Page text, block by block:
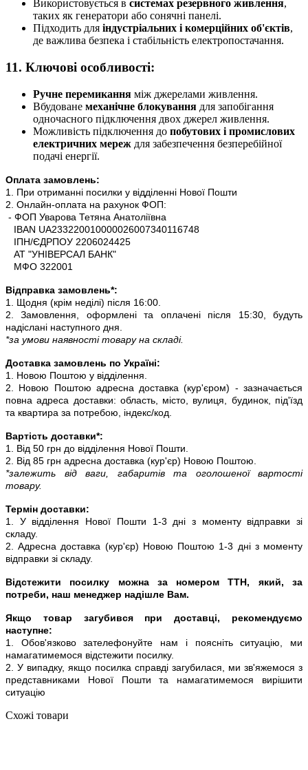
Використовується в системах резервного живлення,
таких як генератори або сонячні панелі.
Підходить для індустріальних і комерційних об'єктів,
де важлива безпека і стабільність електропостачання.
11. Ключові особливості:
Ручне перемикання між джерелами живлення.
Вбудоване механічне блокування для запобігання
одночасного підключення двох джерел живлення.
Можливість підключення до побутових і промислових
електричних мереж для забезпечення безперебійної
подачі енергії.
Оплата замовлень:
1. При отриманні посилки у відділенні Нової Пошти
2. Онлайн-оплата на рахунок ФОП:
- ФОП Уварова Тетяна Анатоліївна
IBAN UA233220010000026007340116748
ІПН/ЄДРПОУ 2206024425
АТ "УНІВЕРСАЛ БАНК"
МФО 322001
Відправка замовлень*:
1. Щодня (крім неділі) після 16:00.
2. Замовлення, оформлені та оплачені після 15:30, будуть
надіслані наступного дня.
*за умови наявності товару на складі.
Доставка замовлень по Україні:
1. Новою Поштою у відділення.
2. Новою Поштою адресна доставка (кур'єром) - зазначається
повна адреса доставки: область, місто, вулиця, будинок, під'їзд
та квартира за потребою, індекс/код.
Вартість доставки*:
1. Від 50 грн до відділення Нової Пошти.
2. Від 85 грн адресна доставка (кур'єр) Новою Поштою.
*залежить від ваги, габаритів та оголошеної вартості
товару.
Термін доставки:
1. У відділення Нової Пошти 1-3 дні з моменту відправки зі
складу.
2. Адресна доставка (кур'єр) Новою Поштою 1-3 дні з моменту
відправки зі складу.
Відстежити посилку можна за номером ТТН, який, за
потреби, наш менеджер надішле Вам.
Якщо товар загубився при доставці, рекомендуємо
наступне:
1. Обов'язково зателефонуйте нам і поясніть ситуацію, ми
намагатимемося відстежити посилку.
2. У випадку, якщо посилка справді загубилася, ми зв'яжемося з
представниками Нової Пошти та намагатимемося вирішити
ситуацію
Схожі товари